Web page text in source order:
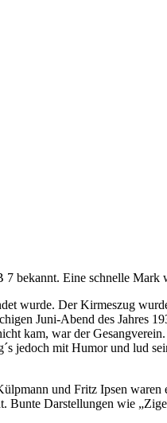
7 bekannt. Eine schnelle
wurde. Der Kirmeszug
Juni-Abend des Jahres
kam, war der
jedoch mit Humor und lud
und Fritz Ipsen
Darstellungen wie